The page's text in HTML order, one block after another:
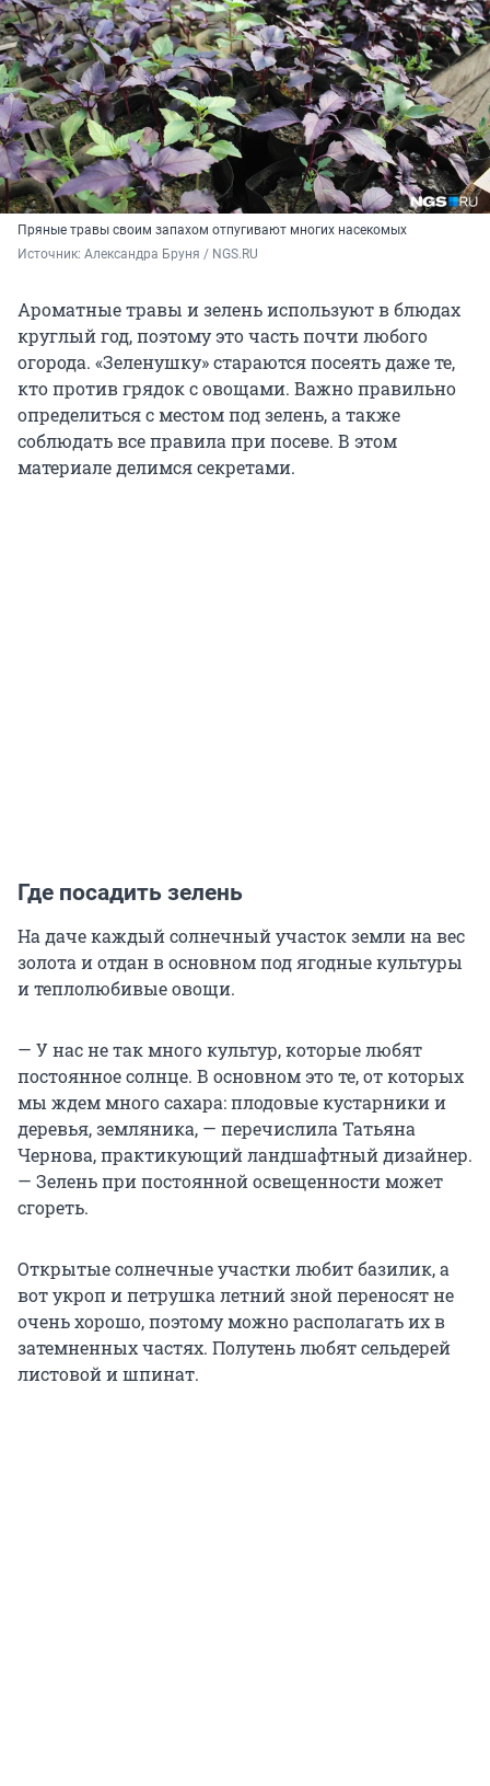
Пряные травы своим запахом отпугивают многих насекомых
Источник: Александра Бруня / NGS.RU
Ароматные травы и зелень используют в блюдах
круглый год, поэтому это часть почти любого
огорода. «Зеленушку» стараются посеять даже те,
кто против грядок с овощами. Важно правильно
определиться с местом под зелень, а также
соблюдать все правила при посеве. В этом
материале делимся секретами.
Где посадить зелень
На даче каждый солнечный участок земли на вес
золота и отдан в основном под ягодные культуры
и теплолюбивые овощи.
— У нас не так много культур, которые любят
постоянное солнце. В основном это те, от которых
мы ждем много сахара: плодовые кустарники и
деревья, земляника, — перечислила Татьяна
Чернова, практикующий ландшафтный дизайнер.
— Зелень при постоянной освещенности может
сгореть.
Открытые солнечные участки любит базилик, а
вот укроп и петрушка летний зной переносят не
очень хорошо, поэтому можно располагать их в
затемненных частях. Полутень любят сельдерей
листовой и шпинат.